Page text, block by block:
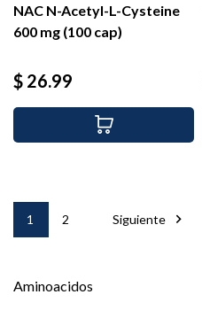
NAC N-Acetyl-L-Cysteine
600 mg (100 cap)
Precio
$ 26.99
1 2 Siguiente 
Aminoacidos